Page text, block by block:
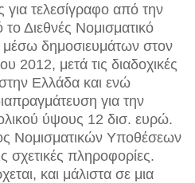
για τελεσίγραφο από την
το Διεθνές Νομισματικό
μέσω δημοσιευμάτων στον
2012, μετά τις διαδοχικές
Ελλάδα και ενώ
για την
ύψους 12 δισ. ευρώ.
Νομισματικών Υποθέσεων
σχετικές πληροφορίες.
και μάλιστα σε μια